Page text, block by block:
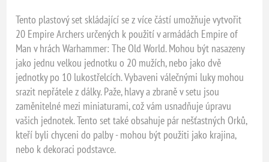
Tento plastový set skládající se z více částí umožňuje vytvořit
20 Empire Archers určených k použití v armádách Empire of
Man v hrách Warhammer: The Old World. Mohou být nasazeny
jako jednu velkou jednotku o 20 mužích, nebo jako dvě
jednotky po 10 lukostřelcích. Vybaveni válečnými luky mohou
srazit nepřátele z dálky. Paže, hlavy a zbraně v setu jsou
zaměnitelné mezi miniaturami, což vám usnadňuje úpravu
vašich jednotek. Tento set také obsahuje pár nešťastných Orků,
kteří byli chyceni do palby - mohou být použiti jako krajina,
nebo k dekoraci podstavce.